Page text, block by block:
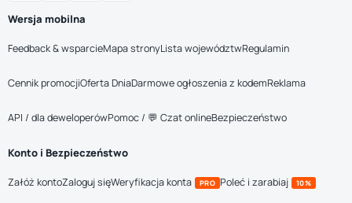
Wersja mobilna
Feedback & wsparcieMapa stronyLista województwRegulamin
Cennik promocjiOferta DniaDarmowe ogłoszenia z kodemReklama
API / dla deweloperówPomoc / 💬 Czat onlineBezpieczeństwo
Konto i Bezpieczeństwo
Załóż kontoZaloguj sięWeryfikacja konta PRO Poleć i zarabiaj 10%